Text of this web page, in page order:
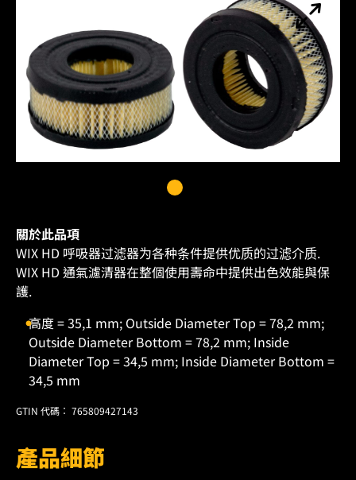
關於此品項
WIX HD 呼吸器过滤器为各种条件提供优质的过滤介质.
WIX HD 通氣濾清器在整個使用壽命中提供出色效能與保
護.
高度 = 35,1 mm; Outside Diameter Top = 78,2 mm;
Outside Diameter Bottom = 78,2 mm; Inside
Diameter Top = 34,5 mm; Inside Diameter Bottom =
34,5 mm
GTIN 代碼： 765809427143
產品細節